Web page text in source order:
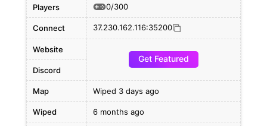
Players 0/300
Connect 37.230.162.116:35200
Website
Get Featured
Discord
Map Wiped 3 days ago
Wiped 6 months ago